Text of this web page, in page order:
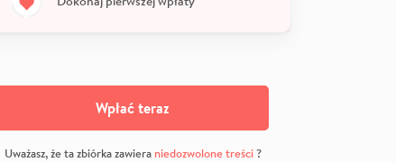
Wpłać teraz
Uważasz, że ta zbiórka zawiera niedozwolone treści?